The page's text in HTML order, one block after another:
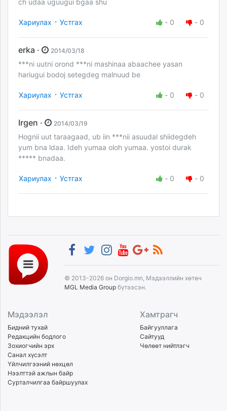
ch udaa uguugui bgaa shu
Хариулах · Устгах - 0 - 0
erka · 2014/03/18
***ni uutni orond ***ni mashinaa abaachee yasan
hariugui bodoj setegdeg malnuud be
Хариулах · Устгах - 0 - 0
Irgen · 2014/03/19
Hognii uut taraagaad, ub iin ***nii asuudal shiidegdeh
yum bna ldaa. Ideh yumaa oloh yumaa. yostoi durak
***** bnadaa.
Хариулах · Устгах - 0 - 0
© 2013-2026 он Dorgio.mn, Мэдээллийн хөтөч
MGL Media Group бүтээсэн.
Мэдээлэл
Бидний тухай
Редакцийн бодлого
Зохиогчийн эрх
Санал хүсэлт
Үйлчилгээний нөхцөл
Нээлттэй ажлын байр
Сурталчилгаа байршуулах
Хамтрагч
Байгууллага
Сайтууд
Чөлөөт нийтлэгч